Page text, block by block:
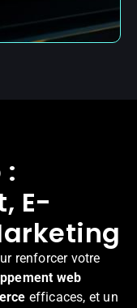
E-
renforcer votre
web
efficaces, et un